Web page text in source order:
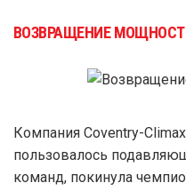
ВОЗВРАЩЕНИЕ
Компания Coventry-
пользовалось
команд, покинула